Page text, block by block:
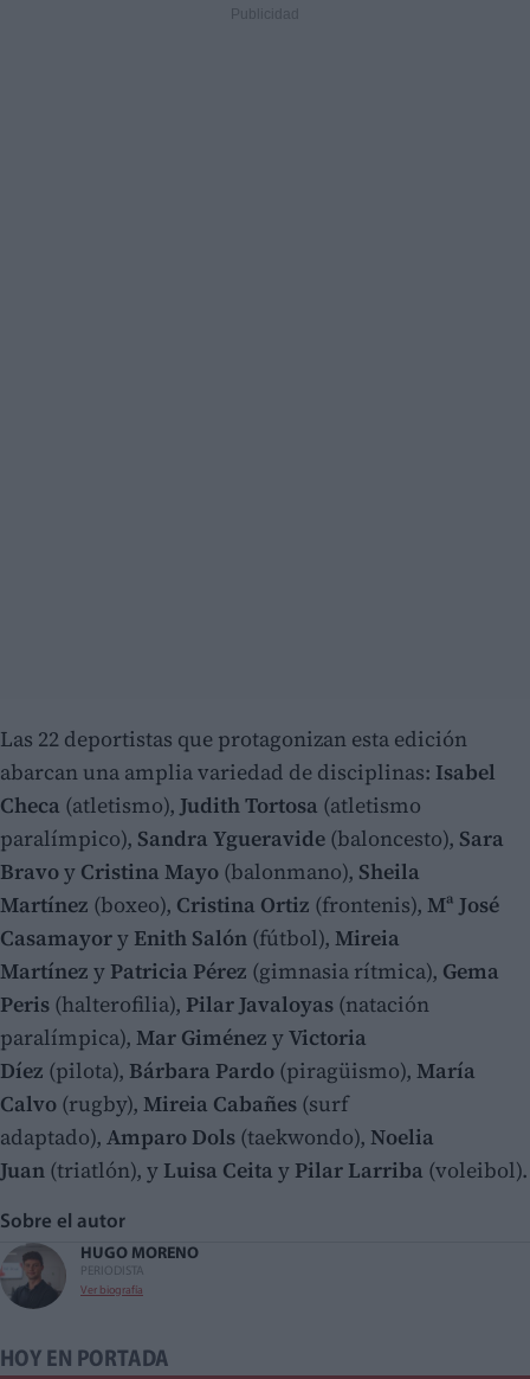
Las 22 deportistas que protagonizan esta edición
abarcan una amplia variedad de disciplinas: Isabel
Checa (atletismo), Judith Tortosa (atletismo
paralímpico), Sandra Ygueravide (baloncesto), Sara
Bravoy Cristina Mayo (balonmano), Sheila
Martínez (boxeo), Cristina Ortiz (frontenis), Mª José
Casamayory Enith Salón (fútbol), Mireia
Martínez y Patricia Pérez (gimnasia rítmica), Gema
Peris (halterofilia), Pilar Javaloyas (natación
paralímpica), Mar Giménez yVictoria
Díez (pilota), Bárbara Pardo (piragüismo), María
Calvo (rugby), Mireia Cabañes (surf
adaptado), Amparo Dols (taekwondo), Noelia
Juan (triatlón), y Luisa Ceita y Pilar Larriba (voleibol).
Sobre el autor
HUGO MORENO
PERIODISTA
Ver biografía
HOY EN PORTADA